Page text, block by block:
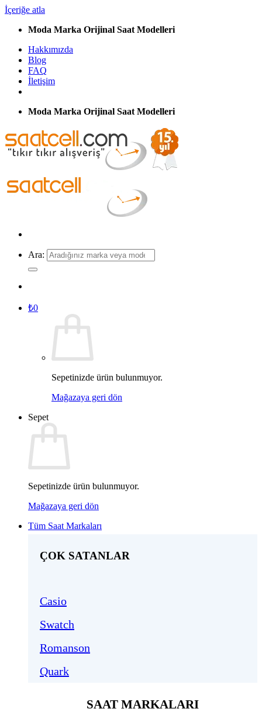
İçeriğe atla
Moda Marka Orijinal Saat Modelleri
Hakkımızda
Blog
FAQ
İletişim
Moda Marka Orijinal Saat Modelleri
Ara:
₺0
Sepetinizde ürün bulunmuyor.
Mağazaya geri dön
Sepet
Sepetinizde ürün bulunmuyor.
Mağazaya geri dön
Tüm Saat Markaları
ÇOK SATANLAR
Casio
Swatch
Romanson
Quark
SAAT MARKALARI